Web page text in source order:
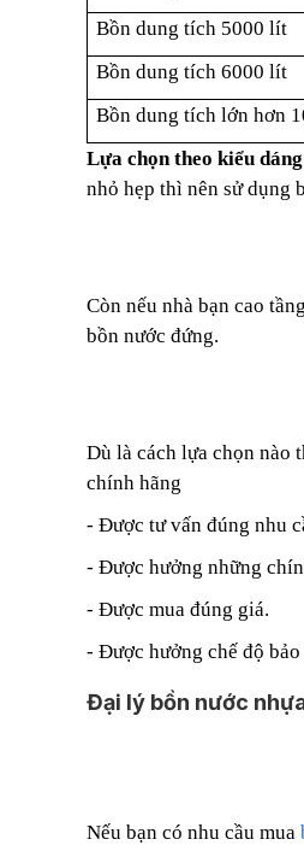
Bồn dung tích 5000 lít
Bồn dung tích 6000 lít
Bồn dung tích lớn hơn
Lựa chọn theo kiểu
nhỏ hẹp thì nên sử dụng
Còn nếu nhà bạn cao
bồn nước đứng.
Dù là cách lựa chọn nào
chính hãng
- Được tư vấn đúng nhu
- Được hưởng những
- Được mua đúng giá.
- Được hưởng chế độ
Đại lý bồn nước
Nếu bạn có nhu cầu mua